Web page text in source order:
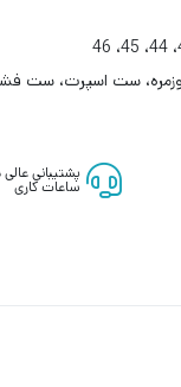
ست اسپرت، ست
پشتیبانی عالی
ساعات کاری